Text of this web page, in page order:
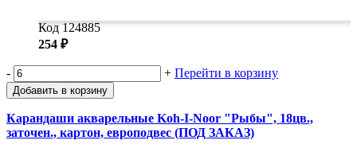
Код 124885
254 ₽
- + Перейти в корзину
Добавить в корзину
Карандаши акварельные Koh-I-Noor "Рыбы", 18цв.,
заточен., картон, европодвес (ПОД ЗАКАЗ)